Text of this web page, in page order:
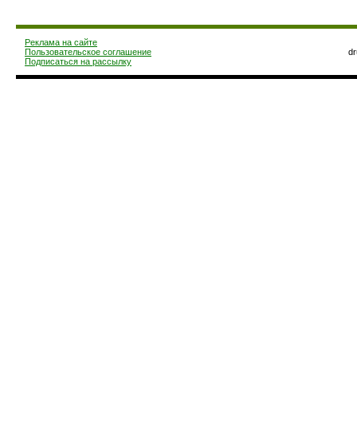
Реклама на сайте
Пользовательское соглашение
Подписаться на рассылку